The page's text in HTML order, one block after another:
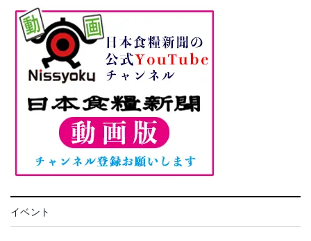
イベント